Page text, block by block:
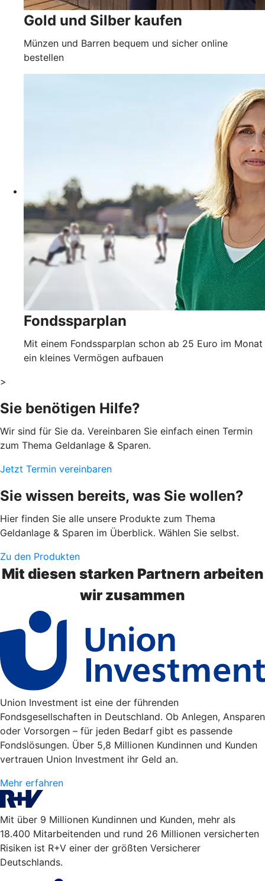
Gold und Silber kaufen
Münzen und Barren bequem und sicher online
bestellen
Fondssparplan
Mit einem Fondssparplan schon ab 25 Euro im Monat
ein kleines Vermögen aufbauen
>
Sie benötigen Hilfe?
Wir sind für Sie da. Vereinbaren Sie einfach einen Termin
zum Thema Geldanlage & Sparen.
Jetzt Termin vereinbaren
Sie wissen bereits, was Sie wollen?
Hier finden Sie alle unsere Produkte zum Thema
Geldanlage & Sparen im Überblick. Wählen Sie selbst.
Zu den Produkten
Mit diesen starken Partnern arbeiten
wir zusammen
Union Investment ist eine der führenden
Fondsgesellschaften in Deutschland. Ob Anlegen, Ansparen
oder Vorsorgen – für jeden Bedarf gibt es passende
Fondslösungen. Über 5,8 Millionen Kundinnen und Kunden
vertrauen Union Investment ihr Geld an.
Mehr erfahren
Mit über 9 Millionen Kundinnen und Kunden, mehr als
18.400 Mitarbeitenden und rund 26 Millionen versicherten
Risiken ist R+V einer der größten Versicherer
Deutschlands.